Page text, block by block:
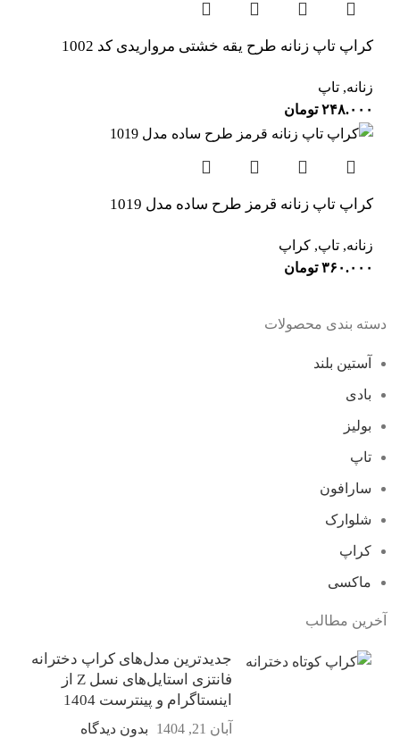
کراپ تاپ زنانه طرح یقه خشتی مرواریدی کد 1002
زنانه, تاپ
۲۴۸.۰۰۰ تومان
کراپ تاپ زنانه قرمز طرح ساده مدل 1019
زنانه, تاپ, کراپ
۳۶۰.۰۰۰ تومان
دسته بندی محصولات
آستین بلند
بادی
بولیز
تاپ
سارافون
شلوارک
کراپ
ماکسی
آخرین مطالب
جدیدترین مدل‌های کراپ دخترانه
فانتزی استایل‌های نسل Z از
اینستاگرام و پینترست 1404
آبان 21, 1404 بدون دیدگاه